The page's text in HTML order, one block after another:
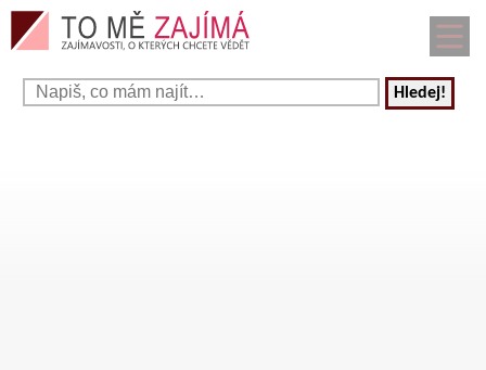
Hledej!